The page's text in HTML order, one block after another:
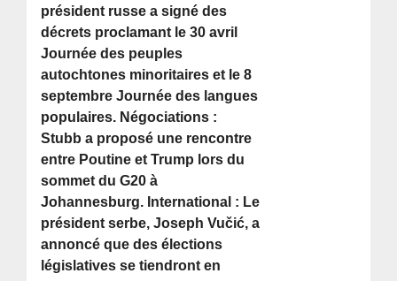
président russe a signé des
décrets proclamant le 30 avril
Journée des peuples
autochtones minoritaires et le 8
septembre Journée des langues
populaires. Négociations :
Stubb a proposé une rencontre
entre Poutine et Trump lors du
sommet du G20 à
Johannesburg. International : Le
président serbe, Joseph Vučić, a
annoncé que des élections
législatives se tiendront en